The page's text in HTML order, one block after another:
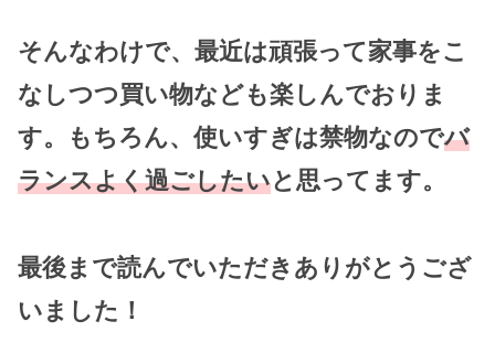
そんなわけで、最近は頑張って家事をこ
なしつつ買い物なども楽しんでおりま
す。もちろん、使いすぎは禁物なのでバ
ランスよく過ごしたいと思ってます。
最後まで読んでいただきありがとうござ
いました！